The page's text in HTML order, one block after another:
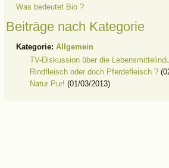
Was bedeutet Bio ?
Beiträge nach Kategorie
Kategorie: Allgemein
TV-Diskussion über die
Rindfleisch oder doch Pferdefleisch ?
Natur Pur! (01/03/2013)